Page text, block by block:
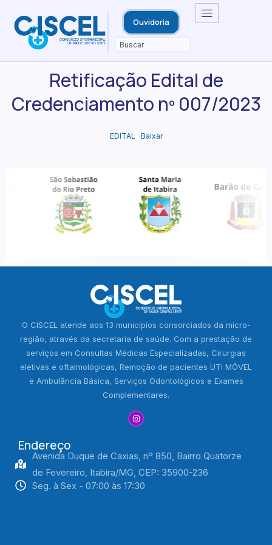
Ouvidoria
Retificação Edital de
Credenciamento nº 007/2023
EDITAL Baixar
O CISCEL atende aos 13 municípios consorciados da micro-
região, através da secretaria de saúde. Com a prestação de
serviços em Consultas Médicas Especializadas, Cirurgias
eletivas e oftalmológicas, Remoção de pacientes UTI MÓVEL
e Ambulância Básica, Serviços Odontológicos e Exames
Complementares.
Endereço
Avenida Duque de Caxias, nº 850, Bairro Quatorze
de Fevereiro, Itabira/MG, CEP: 35900-236
Seg. à Sex - 07:00 às 17:30